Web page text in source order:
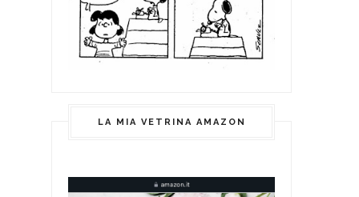
LA MIA VETRINA AMAZON